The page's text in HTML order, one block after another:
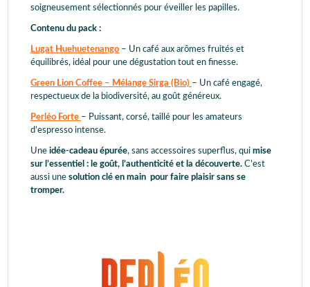
soigneusement sélectionnés pour éveiller les papilles.
Contenu du pack :
Lugat Huehuetenango – Un café aux arômes fruités et
équilibrés, idéal pour une dégustation tout en finesse.
Green Lion Coffee – Mélange Sirga (Bio) – Un café engagé,
respectueux de la biodiversité, au goût généreux.
Perléo Forte – Puissant, corsé, taillé pour les amateurs
d’espresso intense.
Une idée-cadeau épurée, sans accessoires superflus, qui mise
sur l’essentiel : le goût, l’authenticité et la découverte. C’est
aussi une solution clé en main pour faire plaisir sans se
tromper.